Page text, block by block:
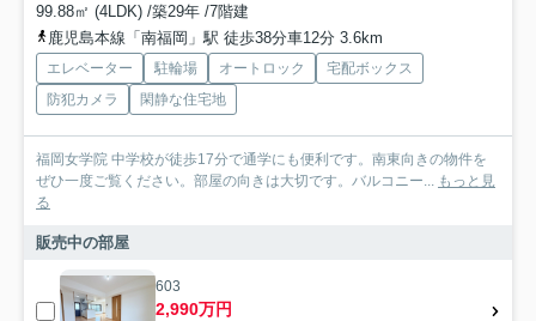
99.88㎡ (4LDK) /築29年 /7階建
鹿児島本線「南福岡」駅 徒歩38分車12分 3.6km
エレベーター 駐輪場 オートロック
宅配ボックス
防犯カメラ
閑静な住宅地
福岡女学院 中学校が徒歩17分で通学にも便利です。南東向きの物件を
ぜひ一度ご覧ください。部屋の向きは大切です。バルコニー... もっと見
る
販売中の部屋
603
2,990万円